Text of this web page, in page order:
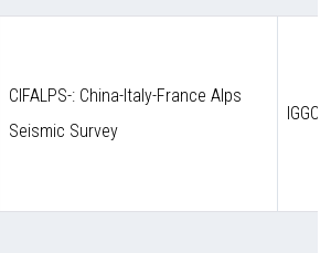
CIFALPS-: China-Italy-France Alps
Seismic Survey